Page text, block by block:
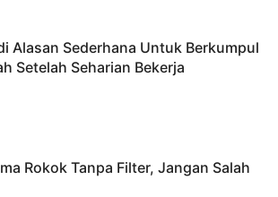
Alasan Sederhana Untuk Berkumpul
Setelah Seharian Bekerja
Rokok Tanpa Filter, Jangan Salah